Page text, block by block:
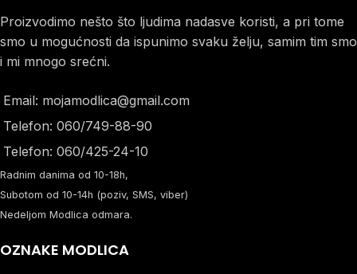
Proizvodimo nešto što ljudima nadasve koristi, a pri tome
smo u mogućnosti da ispunimo svaku želju, samim tim smo
i mi mnogo srećni.
Email: mojamodlica@gmail.com
Telefon: 060/749-88-90
Telefon: 060/425-24-10
Radnim danima od 10-18h,
Subotom od 10-14h (poziv, SMS, viber)
Nedeljom Modlica odmara.
OZNAKE MODLICA